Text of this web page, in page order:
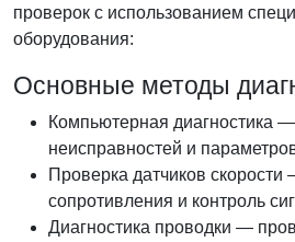
проверок с использованием
оборудования:
Основные методы
Компьютерная диагностика
неисправностей и
Проверка датчиков
сопротивления и контроль
Диагностика проводки —